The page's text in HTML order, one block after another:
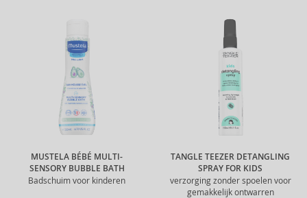
MUSTELA BÉBÉ MULTI-
SENSORY BUBBLE BATH
Badschuim voor kinderen
TANGLE TEEZER DETANGLING
SPRAY FOR KIDS
verzorging zonder spoelen voor
gemakkelijk ontwarren